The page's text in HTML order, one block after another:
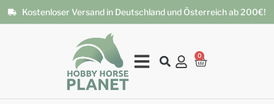
Kostenloser Versand in Deutschland und Österreich ab 200€!
0